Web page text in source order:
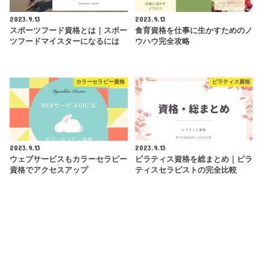
2023.9.13
スポーツフード資格とは｜スポー
ツフードマイスターになるには
2023.9.13
食育資格を仕事に生かすためのノ
ウハウ完全攻略
カラーセラピー資格
2023.9.13
ウェブサービスもカラーセラピー
資格でアクセスアップ
ピラティス資格
2023.9.13
ピラティス資格を総まとめ｜ピラ
ティスセラピストの完全比較